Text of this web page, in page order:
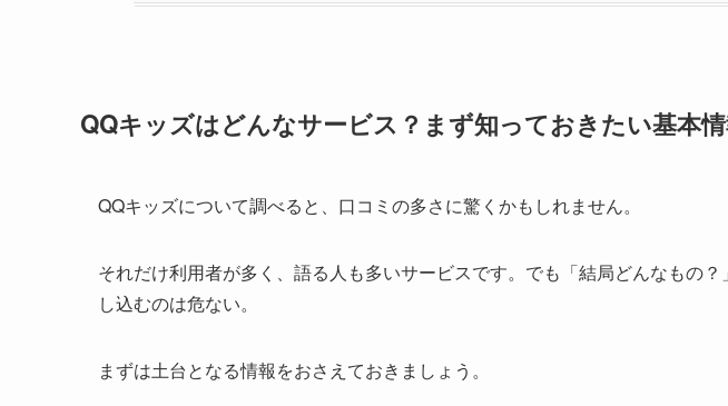
QQキッズはどんなサービス？まず知っておきたい基本
QQキッズについて調べると、口コミの多さに驚くかもしれません。
それだけ利用者が多く、語る人も多いサービスです。でも「結局どんなもの
し込むのは危ない。
まずは土台となる情報をおさえておきましょう。